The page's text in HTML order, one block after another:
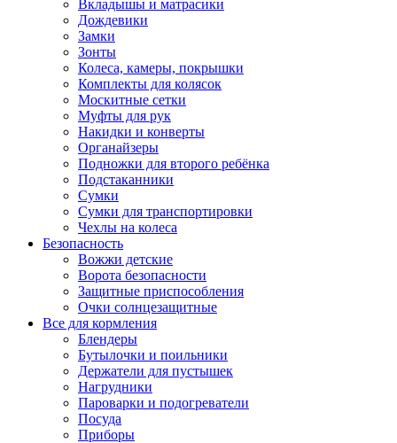
Вкладышы и матрасики
Дождевики
Замки
Зонты
Колеса, камеры, покрышки
Комплекты для колясок
Москитные сетки
Муфты для рук
Накидки и конверты
Органайзеры
Подножки для второго ребёнка
Подстаканники
Сумки
Сумки для транспортировки
Чехлы на колеса
Безопасность
Вожжи детские
Ворота безопасности
Защитные приспособления
Очки солнцезащитные
Все для кормления
Блендеры
Бутылочки и поильники
Держатели для пустышек
Нагрудники
Пароварки и подогреватели
Посуда
Приборы